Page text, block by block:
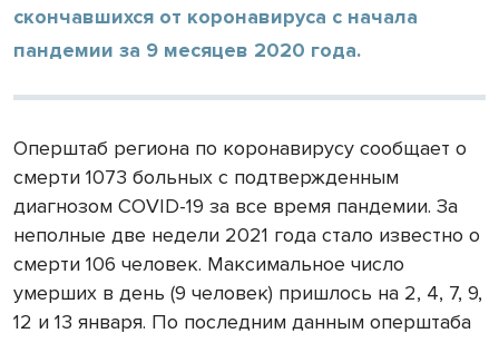
скончавшихся от коронавируса с начала
пандемии за 9 месяцев 2020 года.
Оперштаб региона по коронавирусу сообщает о
смерти 1073 больных с подтвержденным
диагнозом COVID-19 за все время пандемии. За
неполные две недели 2021 года стало известно о
смерти 106 человек. Максимальное число
умерших в день (9 человек) пришлось на 2, 4, 7, 9,
12 и 13 января. По последним данным оперштаба